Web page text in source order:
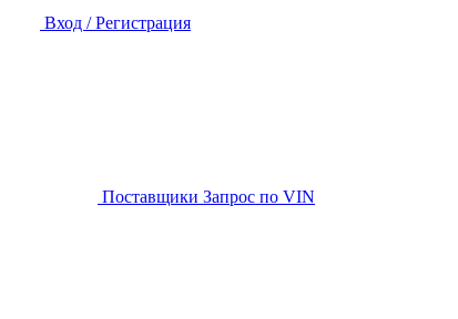
Вход / Регистрация
Поставщики Запрос по VIN